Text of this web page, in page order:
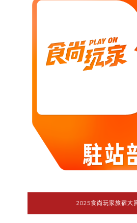
2025食尚玩家旅宿大